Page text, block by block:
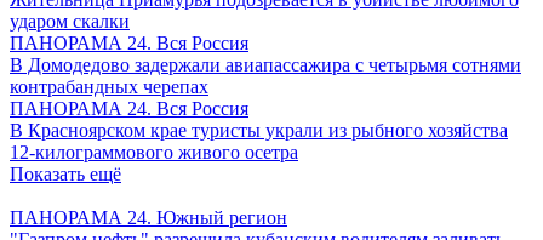
ударом скалки
ПАНОРАМА 24. Вся Россия
В Домодедово задержали авиапассажира с четырьмя сотнями
контрабандных черепах
ПАНОРАМА 24. Вся Россия
В Красноярском крае туристы украли из рыбного хозяйства
12-килограммового живого осетра
Показать ещё
ПАНОРАМА 24. Южный регион